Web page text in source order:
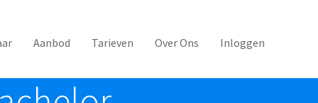
Aanbod Tarieven Over Ons Inloggen